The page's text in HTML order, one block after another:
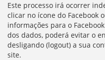
Este processo irá ocorrer
clicar no ícone do Facebook
informações para o
dos dados, poderá evitar o
desligando (logout) a sua
site.